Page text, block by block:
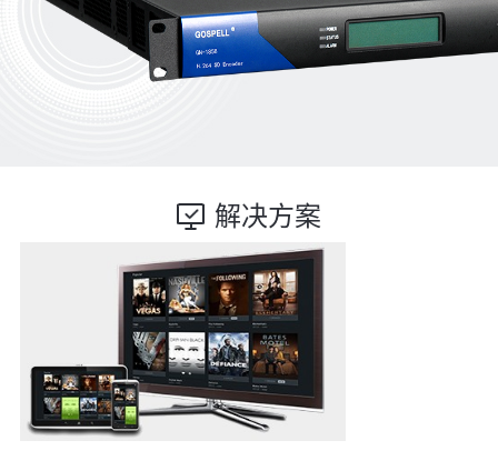
解决方案